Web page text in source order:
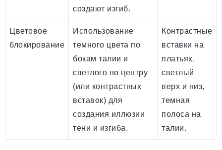
создают изгиб.
Цветовое
блокирование
Использование
темного цвета по
бокам талии и
светлого по центру
(или контрастных
вставок) для
создания иллюзии
тени и изгиба.
Контрастные
вставки на
платьях,
светлый
верх и низ,
темная
полоса на
талии.